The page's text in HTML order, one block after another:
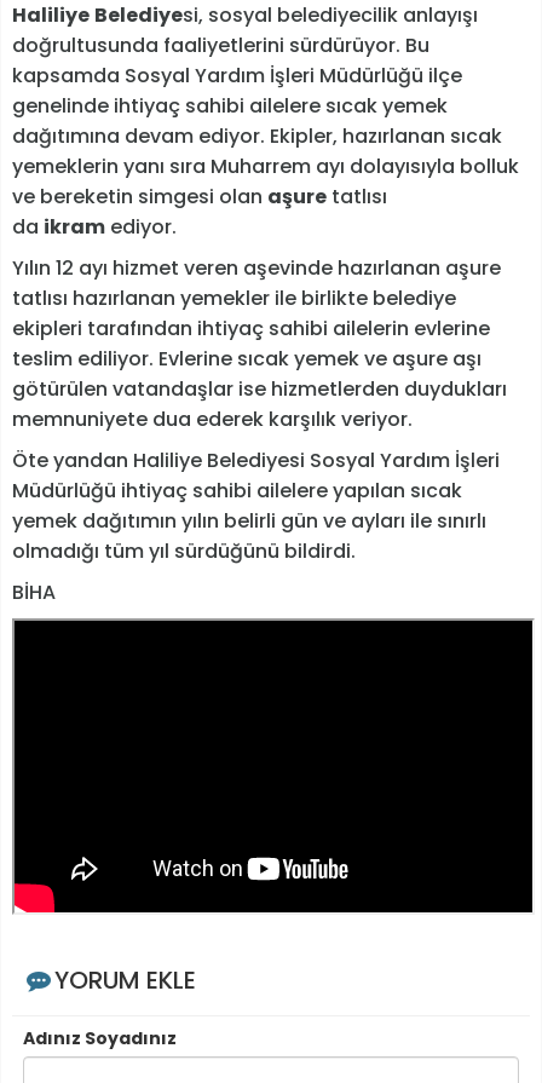
Haliliye Belediyesi, sosyal belediyecilik anlayışı
doğrultusunda faaliyetlerini sürdürüyor. Bu
kapsamda Sosyal Yardım İşleri Müdürlüğü ilçe
genelinde ihtiyaç sahibi ailelere sıcak yemek
dağıtımına devam ediyor. Ekipler, hazırlanan sıcak
yemeklerin yanı sıra Muharrem ayı dolayısıyla bolluk
ve bereketin simgesi olan aşure tatlısı
da ikram ediyor.
Yılın 12 ayı hizmet veren aşevinde hazırlanan aşure
tatlısı hazırlanan yemekler ile birlikte belediye
ekipleri tarafından ihtiyaç sahibi ailelerin evlerine
teslim ediliyor. Evlerine sıcak yemek ve aşure aşı
götürülen vatandaşlar ise hizmetlerden duydukları
memnuniyete dua ederek karşılık veriyor.
Öte yandan Haliliye Belediyesi Sosyal Yardım İşleri
Müdürlüğü ihtiyaç sahibi ailelere yapılan sıcak
yemek dağıtımın yılın belirli gün ve ayları ile sınırlı
olmadığı tüm yıl sürdüğünü bildirdi.
BİHA
YORUM EKLE
Adınız Soyadınız